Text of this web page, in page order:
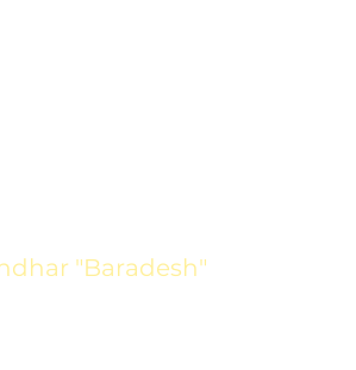
"Baradesh"